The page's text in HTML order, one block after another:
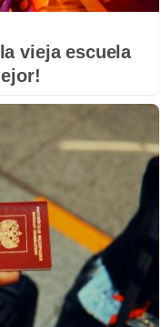
vieja escuela